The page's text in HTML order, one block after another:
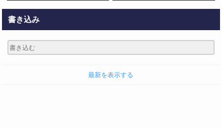
書き込み
最新を表示する